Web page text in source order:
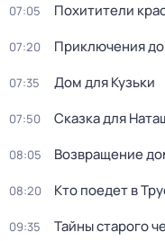
07:05 Похитители
07:20 Приключения
07:35 Дом для Кузьки
07:50 Сказка для
08:05 Возвращение
08:20 Кто поедет в
09:35 Тайны старого